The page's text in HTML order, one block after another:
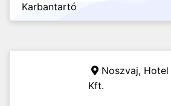
Karbantartó
Noszvaj, Hotel
Kft.